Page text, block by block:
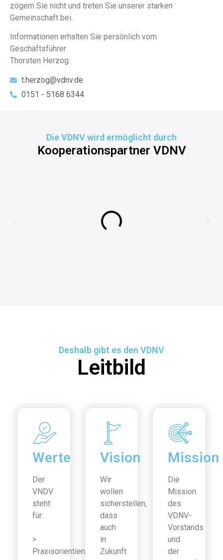
zögern Sie nicht und treten Sie unserer starken
Gemeinschaft bei.
Informationen erhalten Sie persönlich vom
Geschäftsführer
Thorsten Herzog.
t.herzog@vdnv.de
0151 - 5168 6344
Die VDNV wird ermöglicht durch
Kooperationspartner VDNV
Deshalb gibt es den VDNV
Leitbild
Werte
Der
VNDV
steht
für:
>
Praxisorientierung
Vision
Wir
wollen
sicherstellen,
dass
auch
in
Zukunft
Mission
Die
Mission
des
VDNV-
Vorstands
und
der